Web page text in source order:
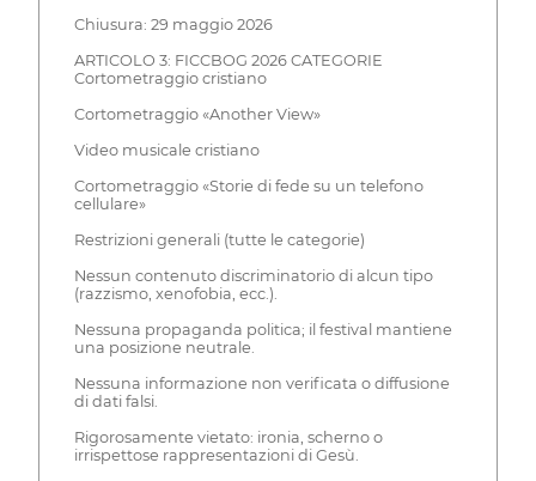
Chiusura: 29 maggio 2026
ARTICOLO 3: FICCBOG 2026 CATEGORIE
Cortometraggio cristiano
Cortometraggio «Another View»
Video musicale cristiano
Cortometraggio «Storie di fede su un telefono
cellulare»
Restrizioni generali (tutte le categorie)
Nessun contenuto discriminatorio di alcun tipo
(razzismo, xenofobia, ecc.).
Nessuna propaganda politica; il festival mantiene
una posizione neutrale.
Nessuna informazione non verificata o diffusione
di dati falsi.
Rigorosamente vietato: ironia, scherno o
irrispettose rappresentazioni di Gesù.